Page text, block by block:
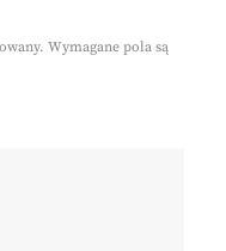
Wymagane pola są